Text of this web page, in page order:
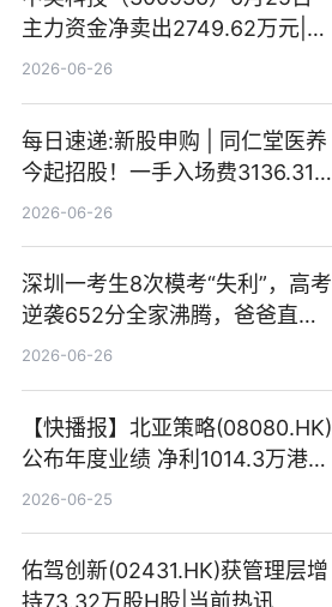
主力资金净卖出2749.62万元|每
日速看
2026-06-26
每日速递:新股申购 | 同仁堂医养
今起招股！一手入场费3136.31
港元
2026-06-26
深圳一考生8次模考“失利”，高考
逆袭652分全家沸腾，爸爸直呼
“没查错吧” 焦点简讯
2026-06-26
【快播报】北亚策略(08080.HK)
公布年度业绩 净利1014.3万港元
同比扭亏为盈
2026-06-25
佑驾创新(02431.HK)获管理层增
持73.32万股H股|当前热讯